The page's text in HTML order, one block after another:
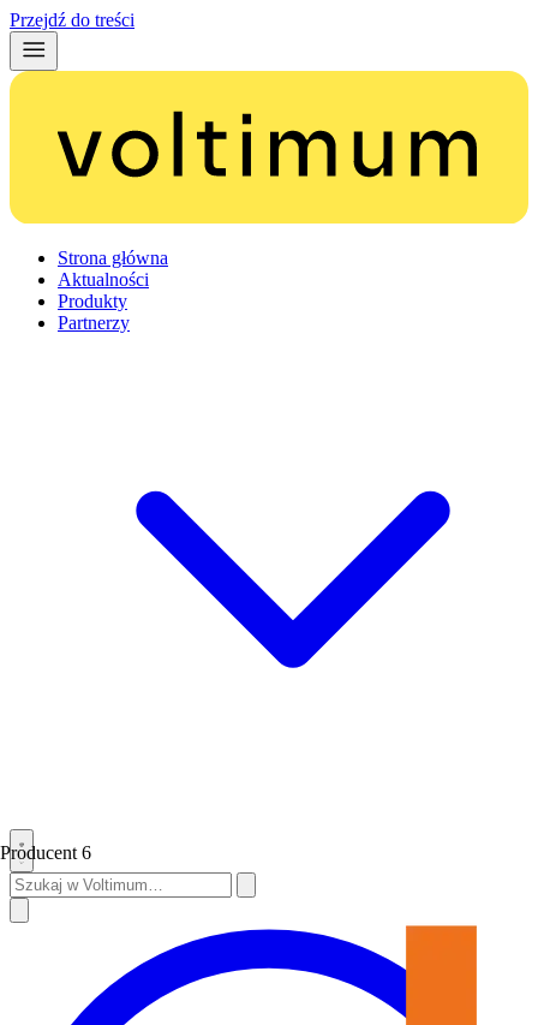
Przejdź do treści
Strona główna
Aktualności
Produkty
Partnerzy
Producent 6